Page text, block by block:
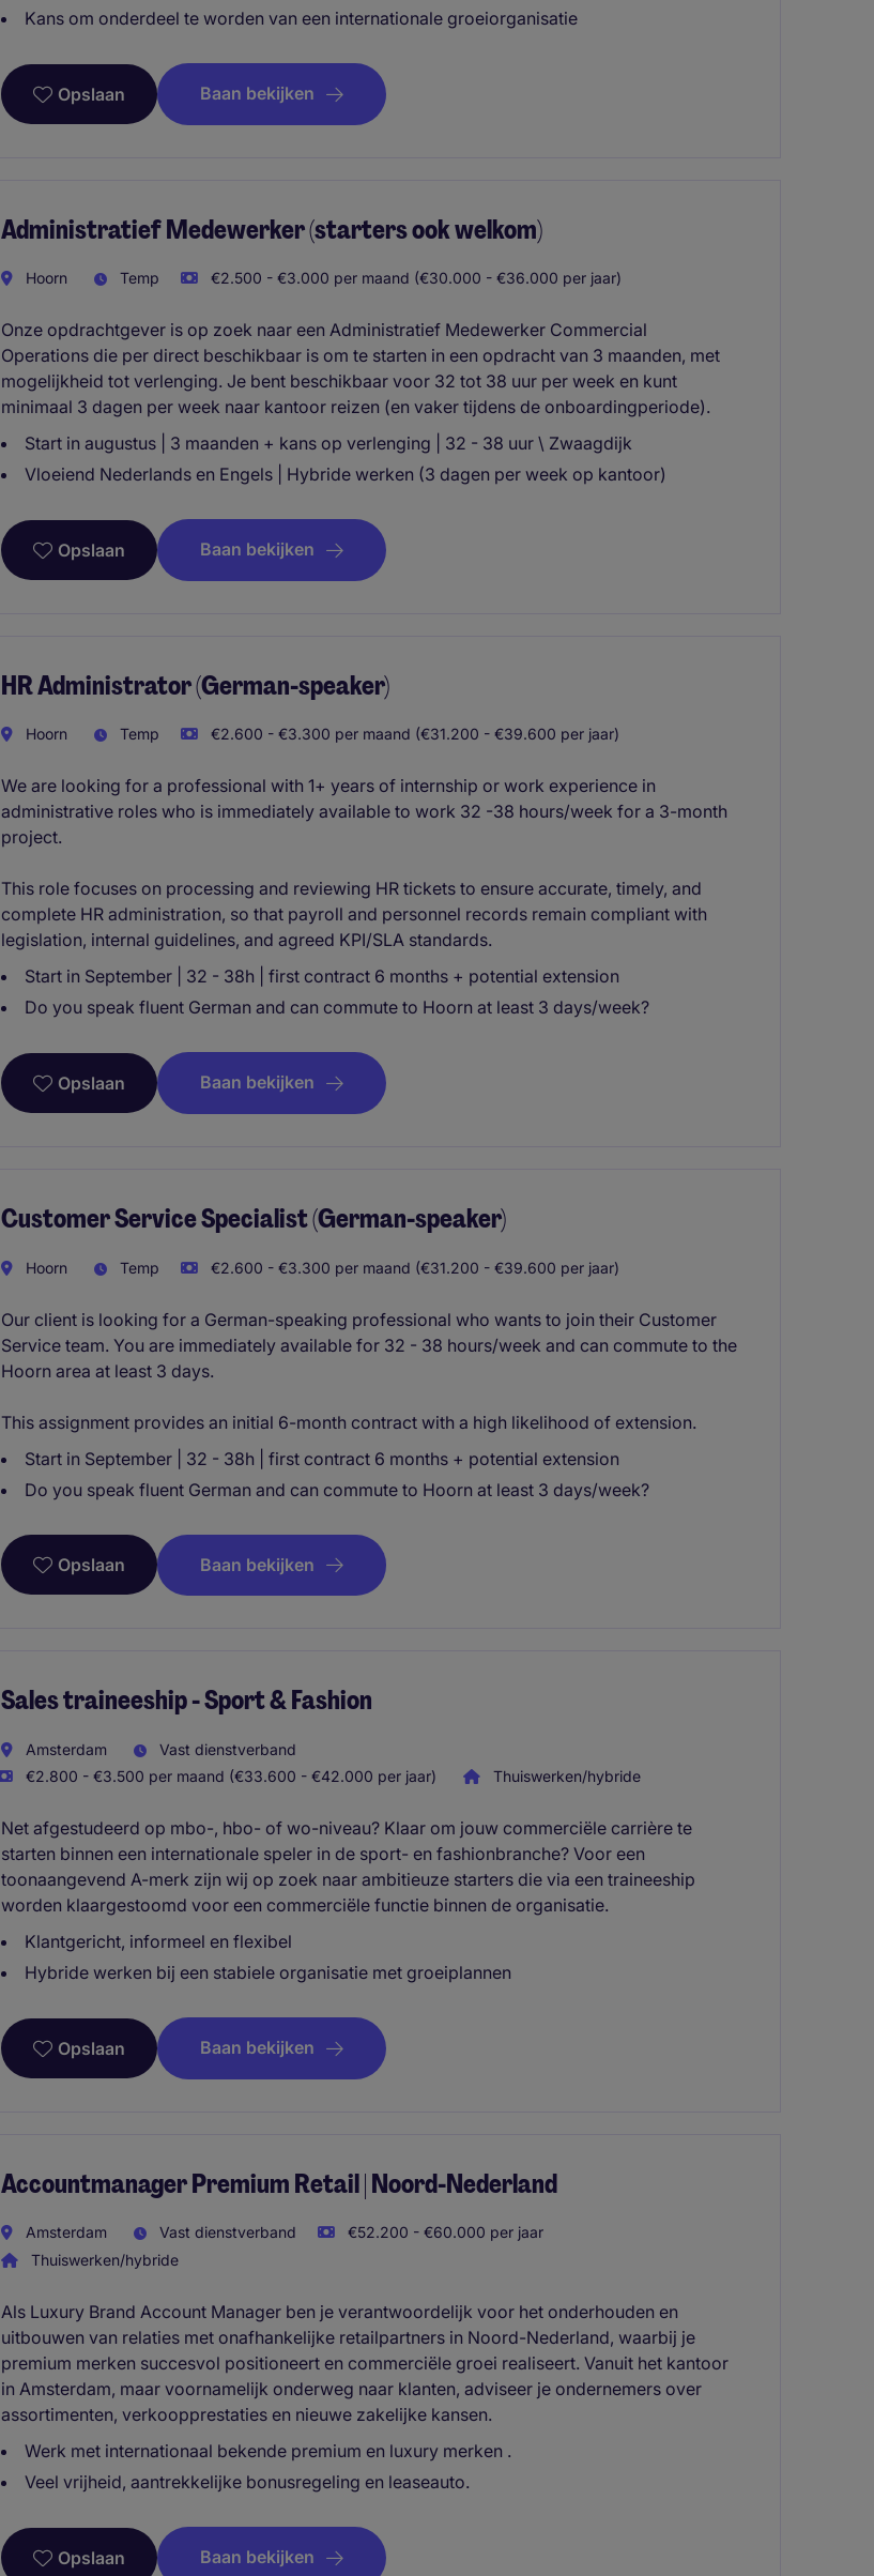
Kans om onderdeel te worden van een internationale groeiorganisatie
Opslaan Baan bekijken
Administratief Medewerker (starters ook welkom)
Hoorn Temp €2.500 - €3.000 per maand (€30.000 - €36.000 per jaar)
Onze opdrachtgever is op zoek naar een Administratief Medewerker Commercial
Operations die per direct beschikbaar is om te starten in een opdracht van 3 maanden, met
mogelijkheid tot verlenging. Je bent beschikbaar voor 32 tot 38 uur per week en kunt
minimaal 3 dagen per week naar kantoor reizen (en vaker tijdens de onboardingperiode).
Start in augustus | 3 maanden + kans op verlenging | 32 - 38 uur \ Zwaagdijk
Vloeiend Nederlands en Engels | Hybride werken (3 dagen per week op kantoor)
Opslaan Baan bekijken
HR Administrator (German-speaker)
Hoorn Temp €2.600 - €3.300 per maand (€31.200 - €39.600 per jaar)
We are looking for a professional with 1+ years of internship or work experience in
administrative roles who is immediately available to work 32 -38 hours/week for a 3-month
project.
This role focuses on processing and reviewing HR tickets to ensure accurate, timely, and
complete HR administration, so that payroll and personnel records remain compliant with
legislation, internal guidelines, and agreed KPI/SLA standards.
Start in September | 32 - 38h | first contract 6 months + potential extension
Do you speak fluent German and can commute to Hoorn at least 3 days/week?
Opslaan Baan bekijken
Customer Service Specialist (German-speaker)
Hoorn Temp €2.600 - €3.300 per maand (€31.200 - €39.600 per jaar)
Our client is looking for a German-speaking professional who wants to join their Customer
Service team. You are immediately available for 32 - 38 hours/week and can commute to the
Hoorn area at least 3 days.
This assignment provides an initial 6-month contract with a high likelihood of extension.
Start in September | 32 - 38h | first contract 6 months + potential extension
Do you speak fluent German and can commute to Hoorn at least 3 days/week?
Opslaan Baan bekijken
Sales traineeship - Sport & Fashion
Amsterdam
Vast dienstverband
€2.800 - €3.500 per maand (€33.600 - €42.000 per jaar)
Thuiswerken/hybride
Net afgestudeerd op mbo-, hbo- of wo-niveau? Klaar om jouw commerciële carrière te
starten binnen een internationale speler in de sport- en fashionbranche? Voor een
toonaangevend A-merk zijn wij op zoek naar ambitieuze starters die via een traineeship
worden klaargestoomd voor een commerciële functie binnen de organisatie.
Klantgericht, informeel en flexibel
Hybride werken bij een stabiele organisatie met groeiplannen
Opslaan Baan bekijken
Accountmanager Premium Retail | Noord-Nederland
Amsterdam Vast dienstverband
€52.200 - €60.000 per jaar
Thuiswerken/hybride
Als Luxury Brand Account Manager ben je verantwoordelijk voor het onderhouden en
uitbouwen van relaties met onafhankelijke retailpartners in Noord-Nederland, waarbij je
premium merken succesvol positioneert en commerciële groei realiseert. Vanuit het kantoor
in Amsterdam, maar voornamelijk onderweg naar klanten, adviseer je ondernemers over
assortimenten, verkoopprestaties en nieuwe zakelijke kansen.
Werk met internationaal bekende premium en luxury merken .
Veel vrijheid, aantrekkelijke bonusregeling en leaseauto.
Opslaan Baan bekijken